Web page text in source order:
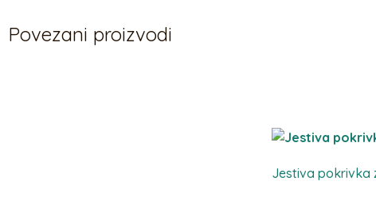
Povezani proizvodi
Jestiva pokrivka